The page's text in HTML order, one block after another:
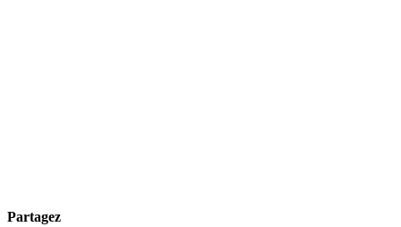
Partagez